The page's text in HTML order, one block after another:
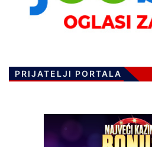
PRIJATELJI PORTALA